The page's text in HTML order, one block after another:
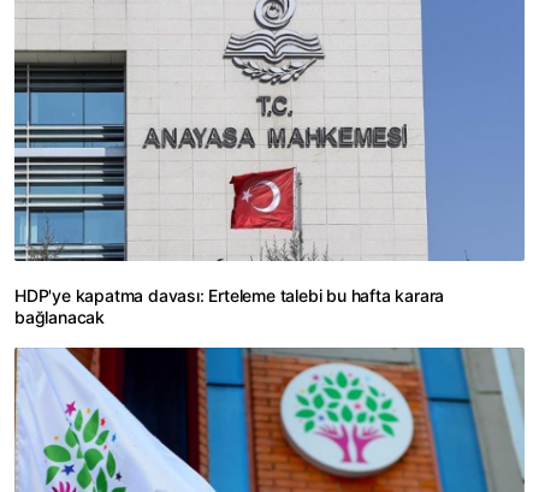
HDP'ye kapatma davası: Erteleme talebi bu hafta karara
bağlanacak